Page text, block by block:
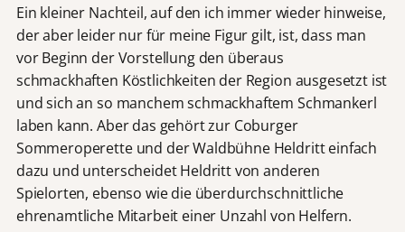
Ein kleiner Nachteil, auf den ich immer wieder hinweise,
der aber leider nur für meine Figur gilt, ist, dass man
vor Beginn der Vorstellung den überaus
schmackhaften Köstlichkeiten der Region ausgesetzt ist
und sich an so manchem schmackhaftem Schmankerl
laben kann. Aber das gehört zur Coburger
Sommeroperette und der Waldbühne Heldritt einfach
dazu und unterscheidet Heldritt von anderen
Spielorten, ebenso wie die überdurchschnittliche
ehrenamtliche Mitarbeit einer Unzahl von Helfern.